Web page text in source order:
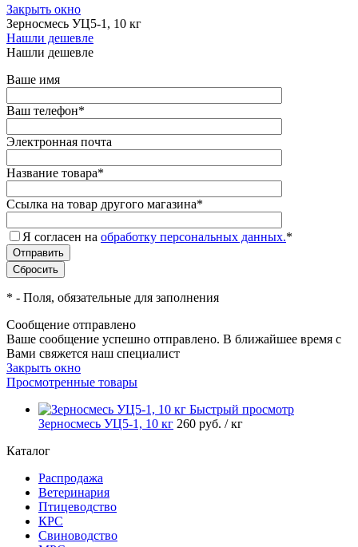
Закрыть окно
Зерносмесь УЦ5-1, 10 кг
Нашли дешевле
Нашли дешевле
Ваше имя
Ваш телефон*
Электронная почта
Название товара*
Ссылка на товар другого магазина*
Я согласен на обработку персональных данных.*
* - Поля, обязательные для заполнения
Сообщение отправлено
Ваше сообщение успешно отправлено. В ближайшее время с
Вами свяжется наш специалист
Закрыть окно
Просмотренные товары
Быстрый просмотр
Зерносмесь УЦ5-1, 10 кг 260 руб. / кг
Каталог
Распродажа
Ветеринария
Птицеводство
КРС
Свиноводство